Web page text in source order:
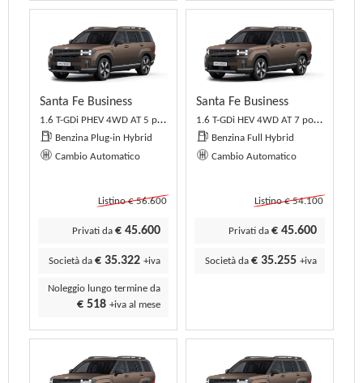
Santa Fe Business
1.6 T-GDi PHEV 4WD AT 5 posti Business
Benzina Plug-in Hybrid
Cambio Automatico
Listino € 56.600
Privati da € 45.600
Società da € 35.322 +iva
Noleggio lungo termine da
€ 518 +iva al mese
Santa Fe Business
1.6 T-GDi HEV 4WD AT 7 posti Business
Benzina Full Hybrid
Cambio Automatico
Listino € 54.100
Privati da € 45.600
Società da € 35.255 +iva